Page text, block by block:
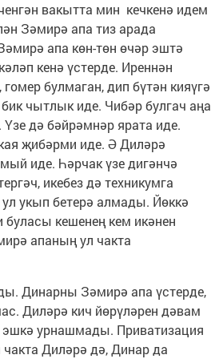
вакытта мин кечкенә идем
Зәмирә апа тиз арада
апа көн-төн өчәр эштә
кенә үстерде. Иреннән
булмаган, дип бүтән кияүгә
чытлык иде. Чибәр булгач аңа
Үзе дә бәйрәмнәр ярата иде.
җибәрми иде. Ә Диләрә
иде. Һәрчак үзе дигәнчә
икебез дә техникумга
укып бетерә алмады. Йөккә
кешенең кем икәнен
апаның ул чакта
Динарны Зәмирә апа үстерде,
Диләрә кич йөрүләрен дәвам
урнашмады. Приватизация
Диләрә дә, Динар да